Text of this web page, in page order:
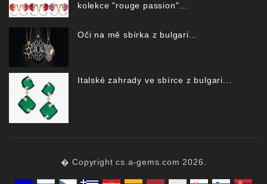
kolekce "rouge passion"...
Oči na mě sbírka z bulgari...
Italské zahrady ve sbírce z bulgari...
� Copyright cs.a-gems.com 2026.